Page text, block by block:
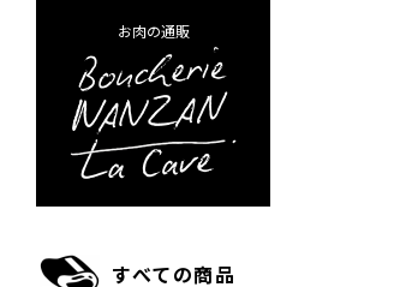
お肉の通販
すべての商品